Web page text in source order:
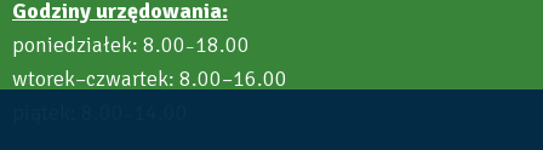
Godziny urzędowania:
poniedziałek: 8.00–18.00
wtorek–czwartek: 8.00–16.00